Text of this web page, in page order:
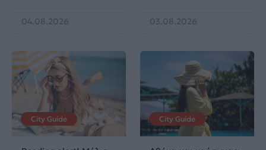
04.08.2026 03.08.2026
City Guide City Guide